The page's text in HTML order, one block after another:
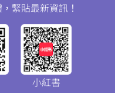
緊貼最新資訊！
小紅書